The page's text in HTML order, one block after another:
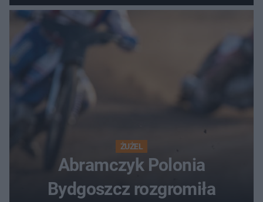
ostatnią porażkę?
ŻUŻEL
Abramczyk Polonia
Bydgoszcz rozgromiła